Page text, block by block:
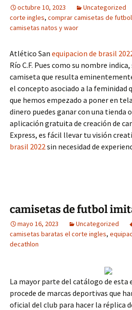
octubre 10, 2023 Uncategorized
corte ingles, comprar camisetas de
camisetas natos y waor
Atlético San equipacion de brasil
Río C.F. Pues como su nombre
camiseta que resulta
el concepto asociado a la feminidad
que hemos empezado a poner en
dinero puedes ganar con una tienda
aplicación gratuita de creación de
Express, es fácil llevar tu visión
brasil 2022sin necesidad de
camisetas de futbol
mayo 16, 2023 Uncategorized
camisetas baratas el corte ingles,
decathlon
La mayor parte del catálogo de esta
procede de marcas deportivas que
oficial del club para hacer la réplica